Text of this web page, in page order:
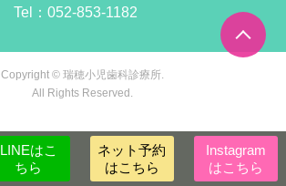
LINEはこ
ちら
ネット予約
はこちら
Instagram
はこちら
Tel： 052-853-1182
Copyright © 瑞穂小児歯科診療所.
All Rights Reserved.